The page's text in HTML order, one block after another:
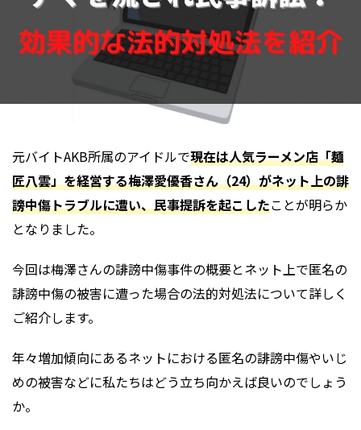
元バイトAKB所属のアイドルで現在は人気ラーメン店「麺
匠八雲」を経営する梅澤愛優香さん（24）がネット上の誹
謗中傷トラブルに遭い、民事提訴を起こしたことが明らか
となりました。
今回は梅澤さんの誹謗中傷事件の概要とネット上で匿名の
誹謗中傷の被害に遭った場合の法的対処法について詳しく
ご紹介します。
年々増加傾向にあるネットにおける匿名の誹謗中傷やいじ
めの被害などに私たちはどう立ち向かえば良いのでしょう
か。